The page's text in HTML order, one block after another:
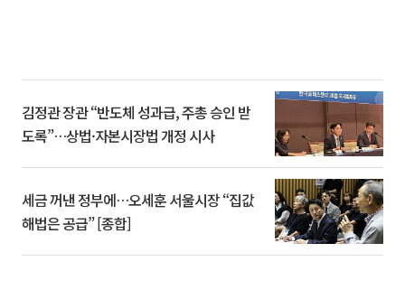
김정관 장관 “반도체 성과급, 주총 승인 받
도록”…상법·자본시장법 개정 시사
세금 꺼낸 정부에…오세훈 서울시장 “집값
해법은 공급” [종합]